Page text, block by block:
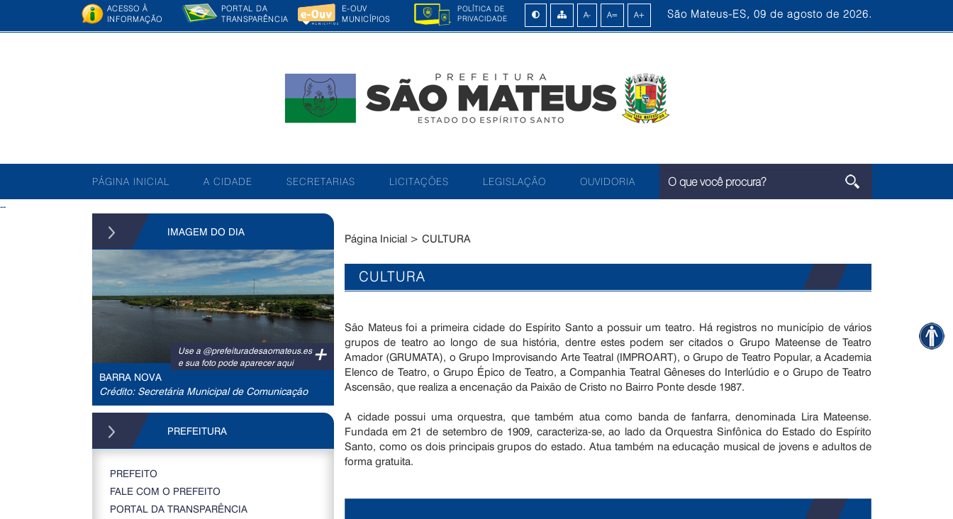
ACESSO À
INFORMAÇÃO
PORTAL DA
TRANSPARÊNCIA
E-OUV
MUNICÍPIOS
POLÍTICA DE
PRIVACIDADE
São Mateus-ES, 09 de agosto de 2026.
PÁGINA INICIAL A CIDADE SECRETARIAS LICITAÇÕES LEGISLAÇÃO OUVIDORIA
--
IMAGEM DO DIA
+
Use a @prefeituradesaomateus.es
e sua foto pode aparecer aqui
BARRA NOVA
Crédito: Secretária Municipal de Comunicação
PREFEITURA
PREFEITO
FALE COM O PREFEITO
PORTAL DA TRANSPARÊNCIA
Página Inicial > CULTURA
CULTURA
São Mateus foi a primeira cidade do Espírito Santo a possuir um teatro. Há registros no município de vários
grupos de teatro ao longo de sua história, dentre estes podem ser citados o Grupo Mateense de Teatro
Amador (GRUMATA), o Grupo Improvisando Arte Teatral (IMPROART), o Grupo de Teatro Popular, a Academia
Elenco de Teatro, o Grupo Épico de Teatro, a Companhia Teatral Gêneses do Interlúdio e o Grupo de Teatro
Ascensão, que realiza a encenação da Paixão de Cristo no Bairro Ponte desde 1987.
A cidade possui uma orquestra, que também atua como banda de fanfarra, denominada Lira Mateense.
Fundada em 21 de setembro de 1909, caracteriza-se, ao lado da Orquestra Sinfônica do Estado do Espírito
Santo, como os dois principais grupos do estado. Atua também na educação musical de jovens e adultos de
forma gratuita.